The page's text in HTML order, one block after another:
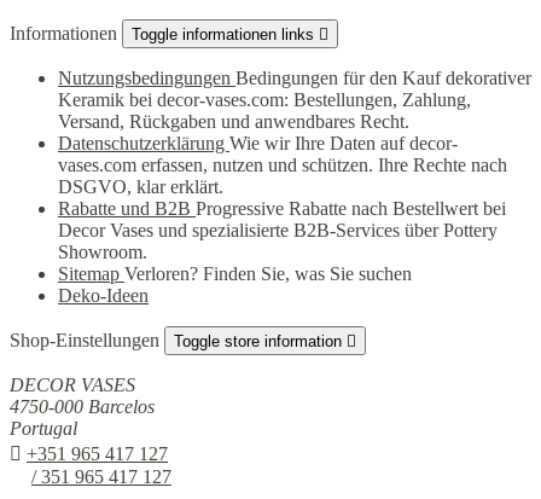
Informationen Toggle informationen links 
Nutzungsbedingungen Bedingungen für den Kauf dekorativer
Keramik bei decor-vases.com: Bestellungen, Zahlung,
Versand, Rückgaben und anwendbares Recht.
Datenschutzerklärung Wie wir Ihre Daten auf decor-
vases.com erfassen, nutzen und schützen. Ihre Rechte nach
DSGVO, klar erklärt.
Rabatte und B2B Progressive Rabatte nach Bestellwert bei
Decor Vases und spezialisierte B2B-Services über Pottery
Showroom.
Sitemap Verloren? Finden Sie, was Sie suchen
Deko-Ideen
Shop-Einstellungen Toggle store information 
DECOR VASES
4750-000 Barcelos
Portugal
 +351 965 417 127
/ 351 965 417 127